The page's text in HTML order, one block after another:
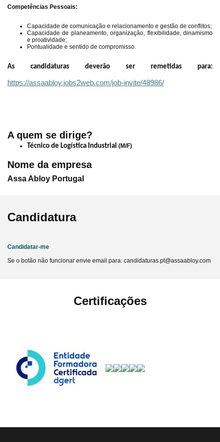
Competências Pessoais:
Capacidade de comunicação e relacionamento e gestão de conflitos;
Capacidade de planeamento, organização, flexibilidade, dinamismo
e proatividade;
Pontualidade e sentido de compromisso.
As candidaturas deverão ser remetidas para:
https://assaabloy.jobs2web.com/job-invite/48986/
A quem se dirige?
Técnico de Logística Industrial (M/F)
Nome da empresa
Assa Abloy Portugal
Candidatura
Candidatar-me
Se o botão não funcionar envie email para: candidaturas.pt@assaabloy.com
Certificações